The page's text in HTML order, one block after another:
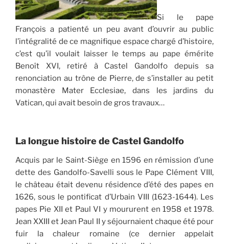
Si le pape
François a patienté un peu avant d’ouvrir au public
l’intégralité de ce magnifique espace chargé d’histoire,
c’est qu’il voulait laisser le temps au pape émérite
Benoît XVI, retiré à Castel Gandolfo depuis sa
renonciation au trône de Pierre, de s’installer au petit
monastère Mater Ecclesiae, dans les jardins du
Vatican, qui avait besoin de gros travaux…
La longue histoire de Castel Gandolfo
Acquis par le Saint-Siège en 1596 en rémission d’une
dette des Gandolfo-Savelli sous le Pape Clément VIII,
le château était devenu résidence d’été des papes en
1626, sous le pontificat d’Urbain VIII (1623-1644). Les
papes Pie XII et Paul VI y moururent en 1958 et 1978.
Jean XXIII et Jean Paul II y séjournaient chaque été pour
fuir la chaleur romaine (ce dernier appelait